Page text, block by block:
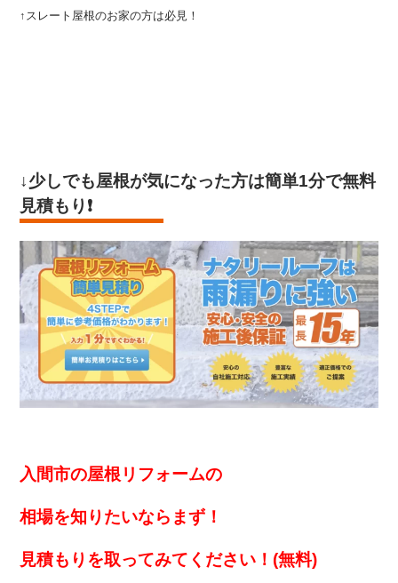
↑スレート屋根のお家の方は必見！
↓少しでも屋根が気になった方は簡単1分で無料
見積もり ❗️
入間市の屋根リフォームの
相場を知りたいなら まず！
見積もりを取ってみてください！(無料)